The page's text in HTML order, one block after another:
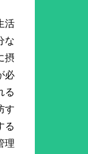
活
な
摂
必
る
す
る
理